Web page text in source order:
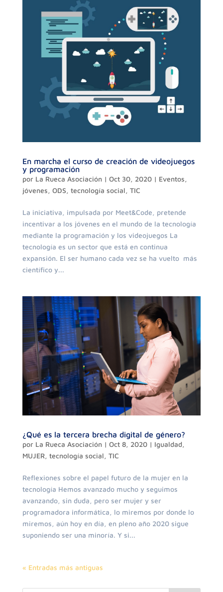
En marcha el curso de creación de videojuegos
y programación
por La Rueca Asociación| Oct 30, 2020| Eventos,
jóvenes, ODS, tecnología social, TIC
La iniciativa, impulsada por Meet&Code, pretende
incentivar a los jóvenes en el mundo de la tecnología
mediante la programación y los videojuegos La
tecnología es un sector que está en continua
expansión. El ser humano cada vez se ha vuelto más
científico y...
¿Qué es la tercera brecha digital de género?
por La Rueca Asociación| Oct 8, 2020| Igualdad,
MUJER, tecnología social, TIC
Reflexiones sobre el papel futuro de la mujer en la
tecnología Hemos avanzado mucho y seguimos
avanzando, sin duda, pero ser mujer y ser
programadora informática, lo miremos por donde lo
miremos, aún hoy en día, en pleno año 2020 sigue
suponiendo ser una minoría. Y si...
« Entradas más antiguas